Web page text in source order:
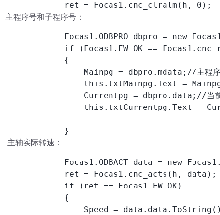
            ret = Focas1.cnc_clralm(h, 0);
主程序号和子程序号：
Focas1.ODBPRO dbpro = new
if (Focas1.EW_OK ==
            {
Mainpg = dbpro.mdata;//主程
this.txtMainpg.Text =
Currentpg = dbpro.data;//当前
this.txtCurrentpg.Text =
            }
主轴实际转速：
Focas1.ODBACT data = new
            ret = Focas1.cnc_acts(h, data);
            if (ret == Focas1.EW_OK)
            {
Speed =